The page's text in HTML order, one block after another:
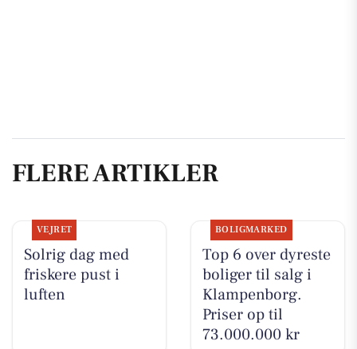
FLERE ARTIKLER
VEJRET
Solrig dag med
friskere pust i
luften
BOLIGMARKED
Top 6 over dyreste
boliger til salg i
Klampenborg.
Priser op til
73.000.000 kr